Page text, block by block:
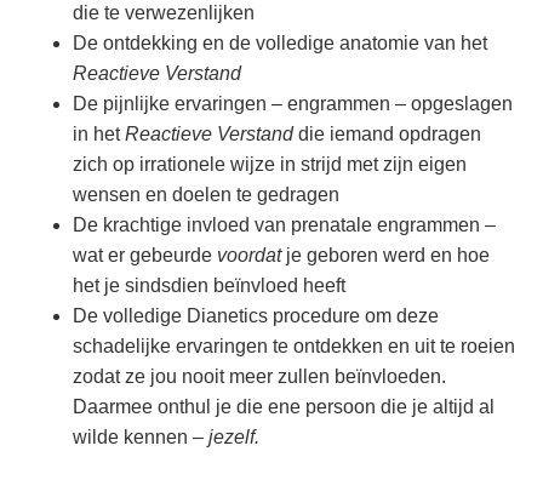
die te verwezenlijken
De ontdekking en de volledige anatomie van het
Reactieve Verstand
De pijnlijke ervaringen – engrammen – opgeslagen
in hetReactieve Verstanddie iemand opdragen
zich op irrationele wijze in strijd met zijn eigen
wensen en doelen te gedragen
De krachtige invloed van prenatale engrammen –
wat er gebeurde voordatje geboren werd en hoe
het je sindsdien beïnvloed heeft
De volledige Dianetics procedure om deze
schadelijke ervaringen te ontdekken en uit te roeien
zodat ze jou nooit meer zullen beïnvloeden.
Daarmee onthul je die ene persoon die je altijd al
wilde kennen – jezelf.